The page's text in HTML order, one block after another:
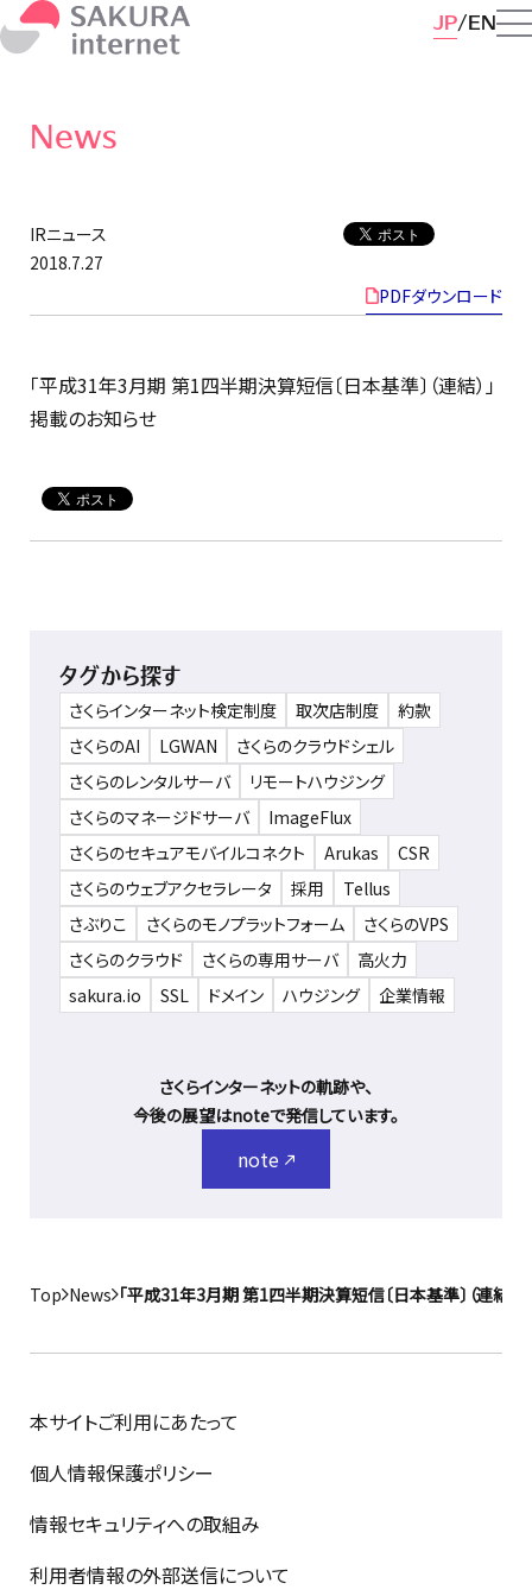
JP EN
News
IRニュース
2018.7.27
PDFダウンロード
「平成31年3月期 第1四半期決算短信〔日本基準〕（連結）」
掲載のお知らせ
タグから探す
さくらインターネット検定制度 取次店制度
約款
さくらのAI
LGWAN
さくらのクラウドシェル
さくらのレンタルサーバ
リモートハウジング
さくらのマネージドサーバ
ImageFlux
さくらのセキュアモバイルコネクト
Arukas
CSR
さくらのウェブアクセラレータ
採用
Tellus
さぶりこ
さくらのモノプラットフォーム
さくらのVPS
さくらのクラウド
さくらの専用サーバ
高火力
sakura.io
SSL ドメイン ハウジング 企業情報
さくらインターネットの軌跡や、
今後の展望はnoteで発信しています。
note
Top News 「平成31年3月期 第1四半期決算短信〔日本基準〕（連結）
本サイトご利用にあたって
個人情報保護ポリシー
情報セキュリティへの取組み
利用者情報の外部送信について